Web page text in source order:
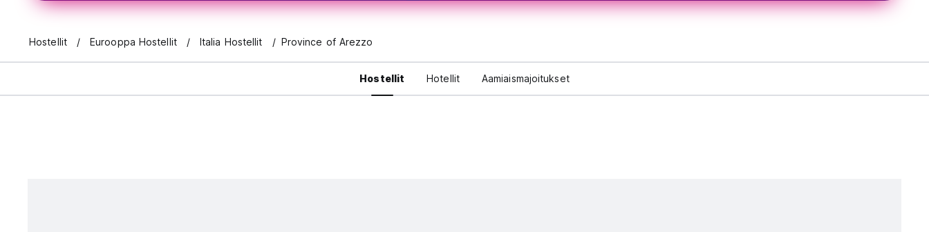
Hostellit Eurooppa Hostellit Italia Hostellit Province of Arezzo
Hostellit Hotellit Aamiaismajoitukset